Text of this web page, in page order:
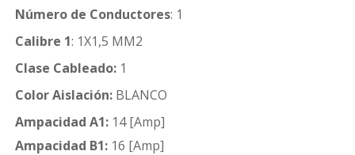
Número de Conductores: 1
Calibre 1: 1X1,5 MM2
Clase Cableado: 1
Color Aislación: BLANCO
Ampacidad A1: 14 [Amp]
Ampacidad B1: 16 [Amp]